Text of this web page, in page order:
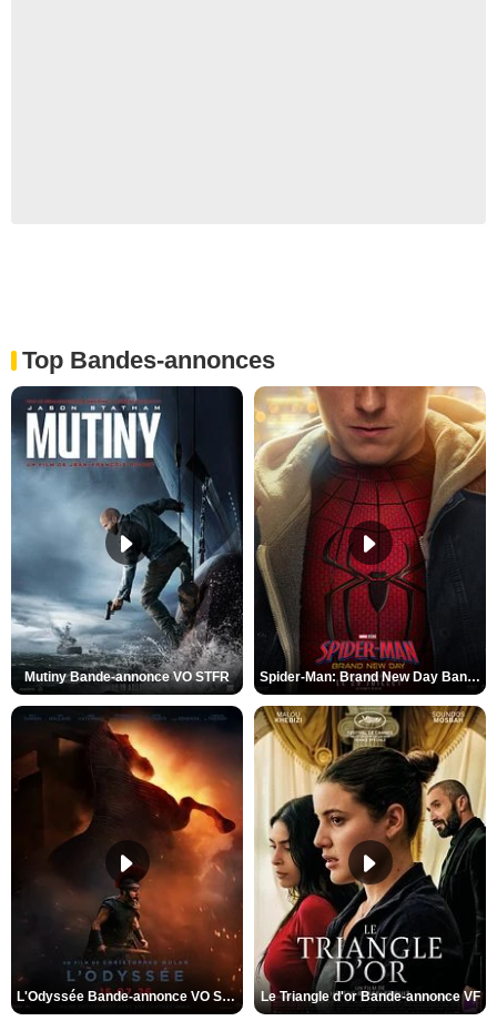
Top Bandes-annonces
Mutiny Bande-annonce VO STFR Spider-Man: Brand New Day Bande-annonce VO STFR
L'Odyssée Bande-annonce VO STFR Le Triangle d'or Bande-annonce VF